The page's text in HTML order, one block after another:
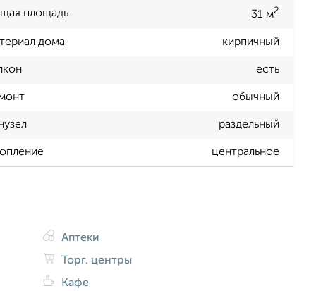
площадь 31 м2
дома кирпичный
есть
обычный
раздельный
центральное
Аптеки
Торг. центры
Кафе